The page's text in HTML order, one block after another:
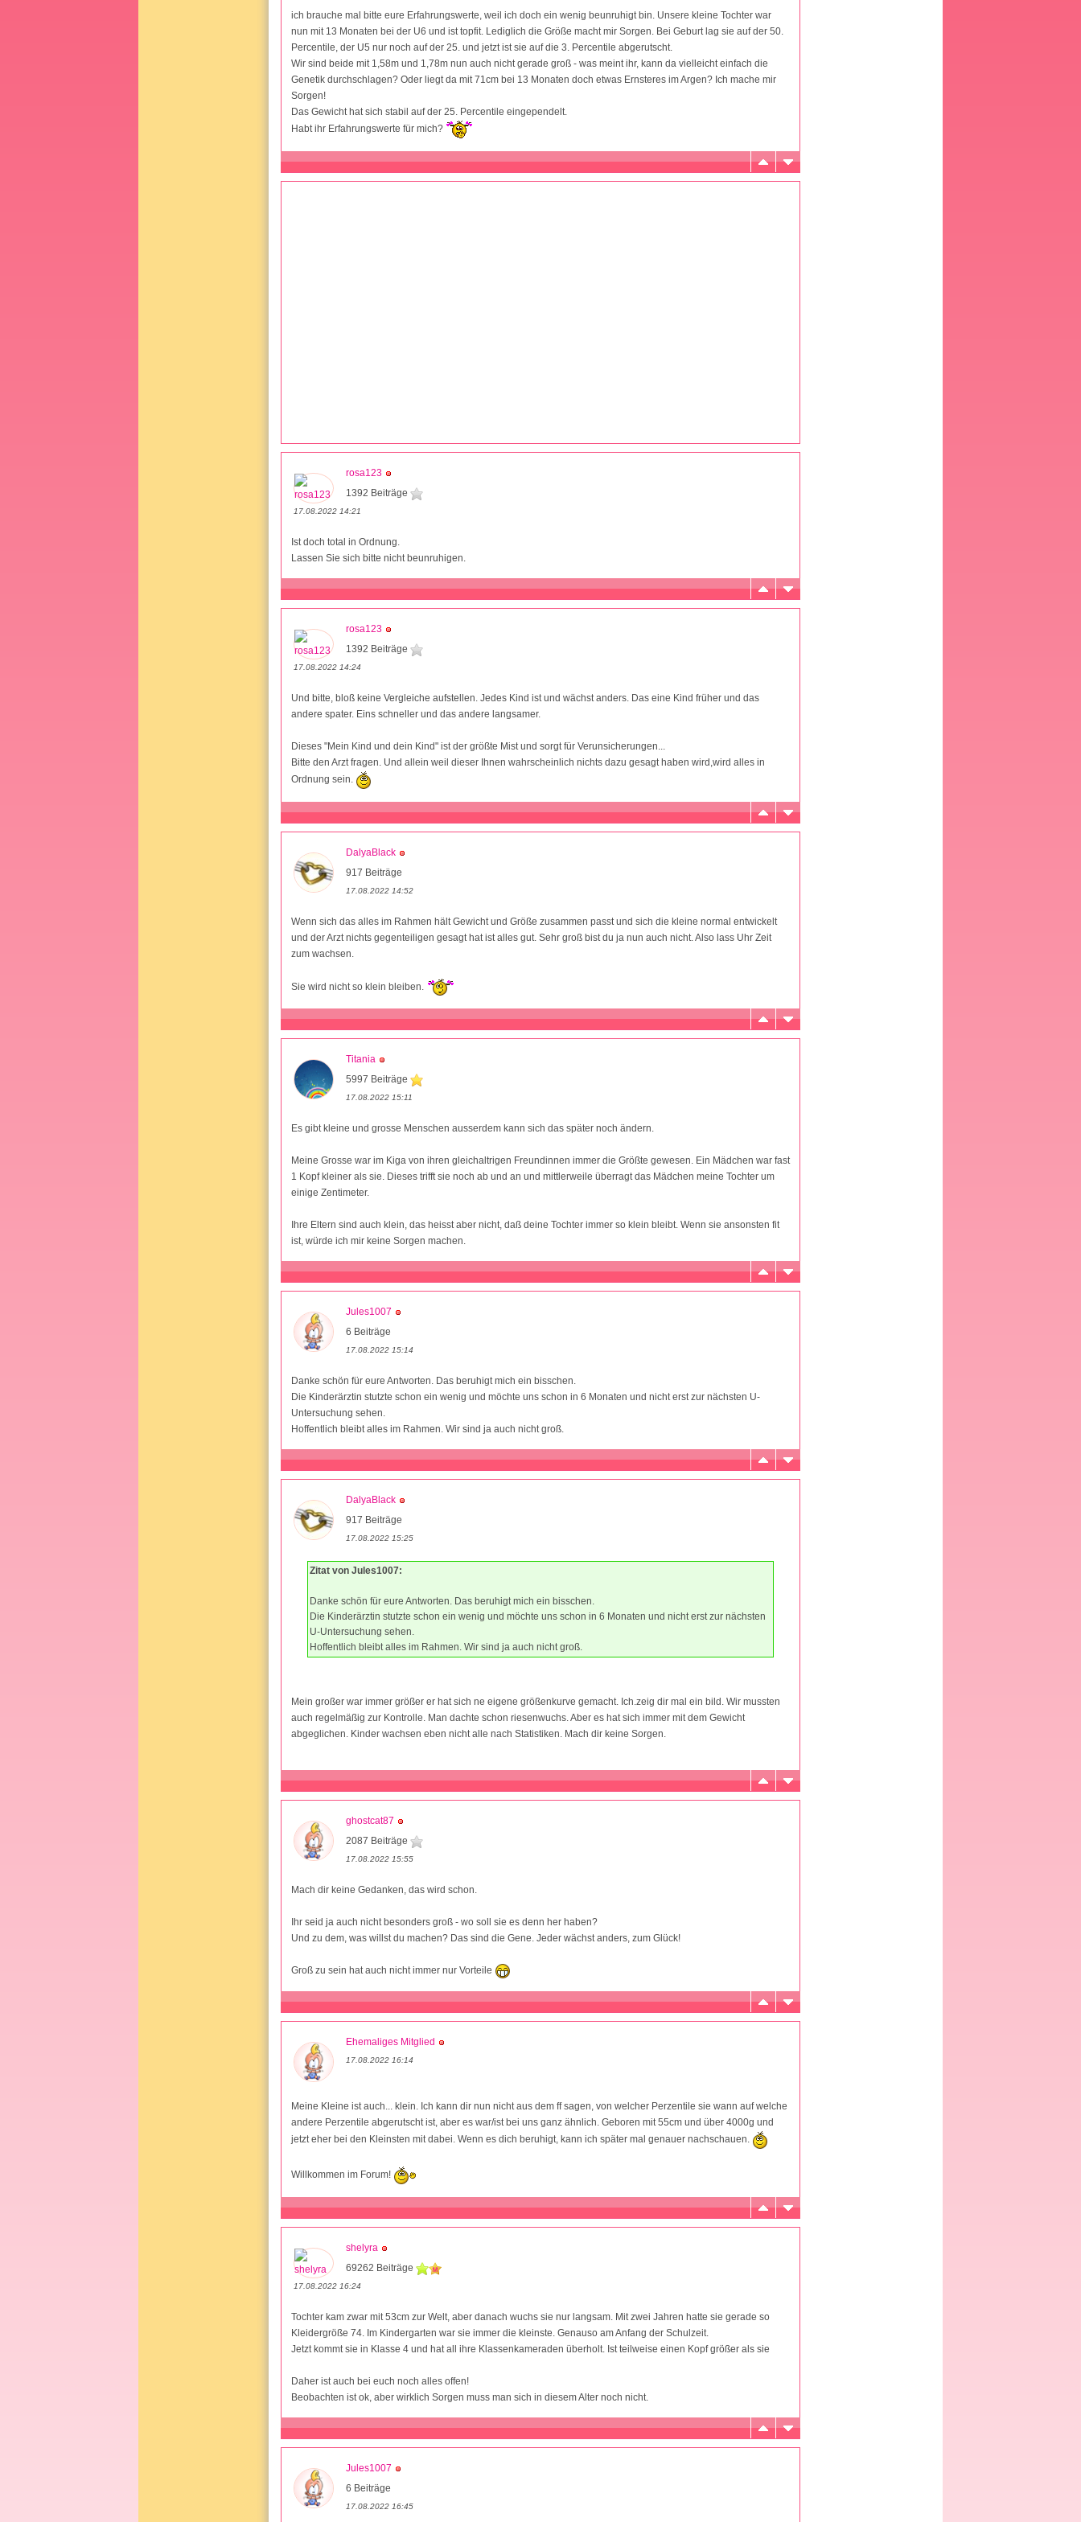
ich brauche mal bitte eure Erfahrungswerte, weil ich doch ein wenig beunruhigt bin. Unsere kleine Tochter war
nun mit 13 Monaten bei der U6 und ist topfit. Lediglich die Größe macht mir Sorgen. Bei Geburt lag sie auf der 50.
Percentile, der U5 nur noch auf der 25. und jetzt ist sie auf die 3. Percentile abgerutscht.
Wir sind beide mit 1,58m und 1,78m nun auch nicht gerade groß - was meint ihr, kann da vielleicht einfach die
Genetik durchschlagen? Oder liegt da mit 71cm bei 13 Monaten doch etwas Ernsteres im Argen? Ich mache mir
Sorgen!
Das Gewicht hat sich stabil auf der 25. Percentile eingependelt.
Habt ihr Erfahrungswerte für mich?
rosa123
1392 Beiträge
17.08.2022 14:21
Ist doch total in Ordnung.
Lassen Sie sich bitte nicht beunruhigen.
rosa123
1392 Beiträge
17.08.2022 14:24
Und bitte, bloß keine Vergleiche aufstellen. Jedes Kind ist und wächst anders. Das eine Kind früher und das
andere spater. Eins schneller und das andere langsamer.
Dieses "Mein Kind und dein Kind" ist der größte Mist und sorgt für Verunsicherungen...
Bitte den Arzt fragen. Und allein weil dieser Ihnen wahrscheinlich nichts dazu gesagt haben wird,wird alles in
Ordnung sein.
DalyaBlack
917 Beiträge
17.08.2022 14:52
Wenn sich das alles im Rahmen hält Gewicht und Größe zusammen passt und sich die kleine normal entwickelt
und der Arzt nichts gegenteiligen gesagt hat ist alles gut. Sehr groß bist du ja nun auch nicht. Also lass Uhr Zeit
zum wachsen.
Sie wird nicht so klein bleiben.
Titania
5997 Beiträge
17.08.2022 15:11
Es gibt kleine und grosse Menschen ausserdem kann sich das später noch ändern.
Meine Grosse war im Kiga von ihren gleichaltrigen Freundinnen immer die Größte gewesen. Ein Mädchen war fast
1 Kopf kleiner als sie. Dieses trifft sie noch ab und an und mittlerweile überragt das Mädchen meine Tochter um
einige Zentimeter.
Ihre Eltern sind auch klein, das heisst aber nicht, daß deine Tochter immer so klein bleibt. Wenn sie ansonsten fit
ist, würde ich mir keine Sorgen machen.
Jules1007
6 Beiträge
17.08.2022 15:14
Danke schön für eure Antworten. Das beruhigt mich ein bisschen.
Die Kinderärztin stutzte schon ein wenig und möchte uns schon in 6 Monaten und nicht erst zur nächsten U-
Untersuchung sehen.
Hoffentlich bleibt alles im Rahmen. Wir sind ja auch nicht groß.
DalyaBlack
917 Beiträge
17.08.2022 15:25
Zitat von Jules1007:
Danke schön für eure Antworten. Das beruhigt mich ein bisschen.
Die Kinderärztin stutzte schon ein wenig und möchte uns schon in 6 Monaten und nicht erst zur nächsten
U-Untersuchung sehen.
Hoffentlich bleibt alles im Rahmen. Wir sind ja auch nicht groß.
Mein großer war immer größer er hat sich ne eigene größenkurve gemacht. Ich.zeig dir mal ein bild. Wir mussten
auch regelmäßig zur Kontrolle. Man dachte schon riesenwuchs. Aber es hat sich immer mit dem Gewicht
abgeglichen. Kinder wachsen eben nicht alle nach Statistiken. Mach dir keine Sorgen.
ghostcat87
2087 Beiträge
17.08.2022 15:55
Mach dir keine Gedanken, das wird schon.
Ihr seid ja auch nicht besonders groß - wo soll sie es denn her haben?
Und zu dem, was willst du machen? Das sind die Gene. Jeder wächst anders, zum Glück!
Groß zu sein hat auch nicht immer nur Vorteile
Ehemaliges Mitglied
17.08.2022 16:14
Meine Kleine ist auch... klein. Ich kann dir nun nicht aus dem ff sagen, von welcher Perzentile sie wann auf welche
andere Perzentile abgerutscht ist, aber es war/ist bei uns ganz ähnlich. Geboren mit 55cm und über 4000g und
jetzt eher bei den Kleinsten mit dabei. Wenn es dich beruhigt, kann ich später mal genauer nachschauen.
Willkommen im Forum!
shelyra
69262 Beiträge
17.08.2022 16:24
Tochter kam zwar mit 53cm zur Welt, aber danach wuchs sie nur langsam. Mit zwei Jahren hatte sie gerade so
Kleidergröße 74. Im Kindergarten war sie immer die kleinste. Genauso am Anfang der Schulzeit.
Jetzt kommt sie in Klasse 4 und hat all ihre Klassenkameraden überholt. Ist teilweise einen Kopf größer als sie
Daher ist auch bei euch noch alles offen!
Beobachten ist ok, aber wirklich Sorgen muss man sich in diesem Alter noch nicht.
Jules1007
6 Beiträge
17.08.2022 16:45